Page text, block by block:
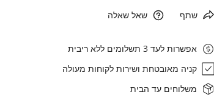
משלוח נקודת איסוף (עד 3 ק"ג):20 ₪
איסוף עצמי: רחוב הגביש 1, אבן ספיר
זמן אספקה: עד 7 ימי עסקים
שתף שאל שאלה
אפשרות לעד 3 תשלומים ללא ריבית
קניה מאובטחת ושירות לקוחות מעולה
משלוחים עד הבית